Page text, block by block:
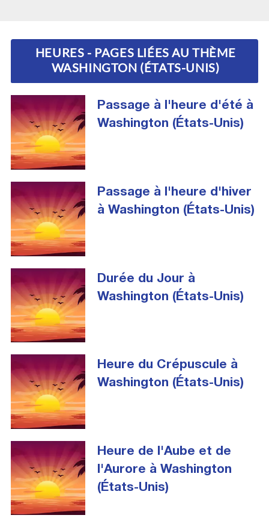
HEURES - PAGES LIÉES AU THÈME
WASHINGTON (ÉTATS-UNIS)
Passage à l'heure d'été à
Washington (États-Unis)
Passage à l'heure d'hiver
à Washington (États-Unis)
Durée du Jour à
Washington (États-Unis)
Heure du Crépuscule à
Washington (États-Unis)
Heure de l'Aube et de
l'Aurore à Washington
(États-Unis)